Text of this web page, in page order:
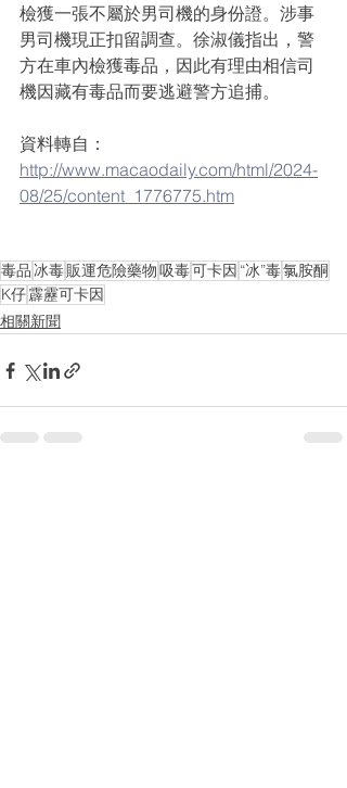
檢獲一張不屬於男司機的身份證。涉事
男司機現正扣留調查。徐淑儀指出，警
方在車內檢獲毒品，因此有理由相信司
機因藏有毒品而要逃避警方追捕。
資料轉自：
http://www.macaodaily.com/html/2024-
08/25/content_1776775.htm
毒品冰毒販運危險藥物吸毒可卡因 “冰”毒氯胺酮
K仔霹靂可卡因
相關新聞